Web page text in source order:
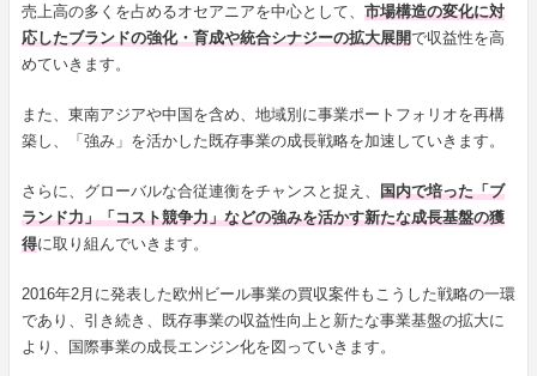
売上高の多くを占めるオセアニアを中心として、 市場構造の変化に対
応したブランドの強化・育成や統合シナジーの拡大展開で収益性を高
めていきます。
また、東南アジアや中国を含め、地域別に事業ポートフォリオを再構
築し、「強み」を活かした既存事業の成長戦略を加速していきます。
さらに、グローバルな合従連衡をチャンスと捉え、 国内で培った「ブ
ランド力」「コスト競争力」などの強みを活かす新たな成長基盤の獲
得に取り組んでいきます。
2016年2月に発表した欧州ビール事業の買収案件もこうした戦略の一環
であり、引き続き、既存事業の収益性向上と新たな事業基盤の拡大に
より、国際事業の成長エンジン化を図っていきます。